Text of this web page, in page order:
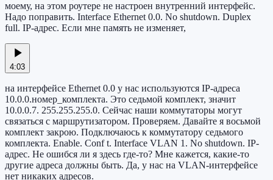
моему, на этом роутере не настроен внутренний интерфейс.
Надо поправить. Interface Ethernet 0.0. No shutdown. Duplex
full. IP-адрес. Если мне память не изменяет,
4:03
на интерфейсе Ethernet 0.0 у нас используются IP-адреса
10.0.0.номер_комплекта. Это седьмой комплект, значит
10.0.0.7. 255.255.255.0. Сейчас наши коммутаторы могут
связаться с маршрутизатором. Проверяем. Давайте я восьмой
комплект закрою. Подключаюсь к коммутатору седьмого
комплекта. Enable. Conf t. Interface VLAN 1. No shutdown. IP-
адрес. Не ошибся ли я здесь где-то? Мне кажется, какие-то
другие адреса должны быть. Да, у нас на VLAN-интерфейсе
нет никаких адресов.